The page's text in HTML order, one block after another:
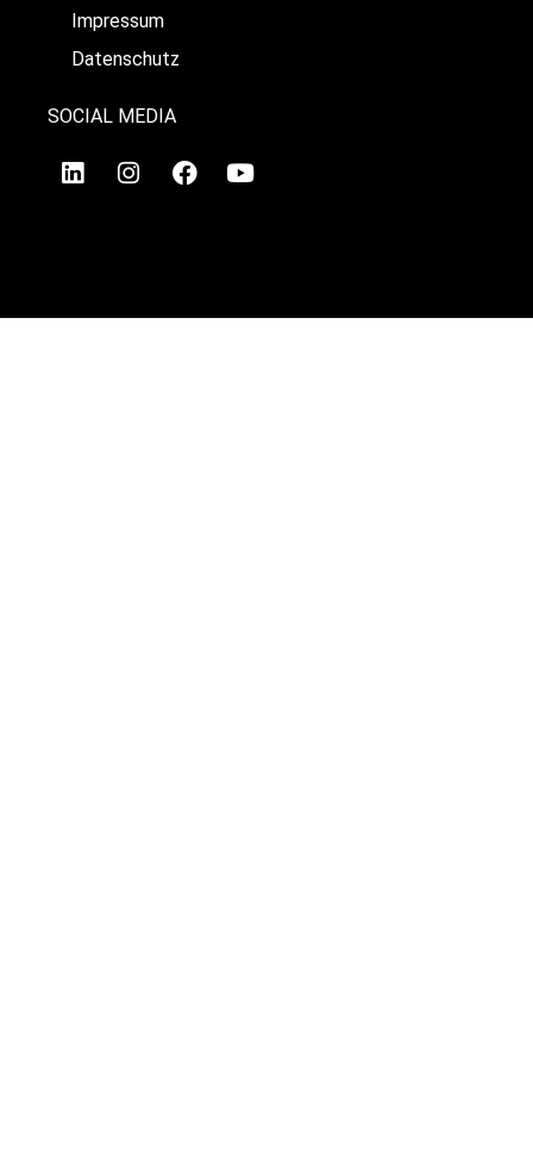
Impressum
Datenschutz
SOCIAL MEDIA